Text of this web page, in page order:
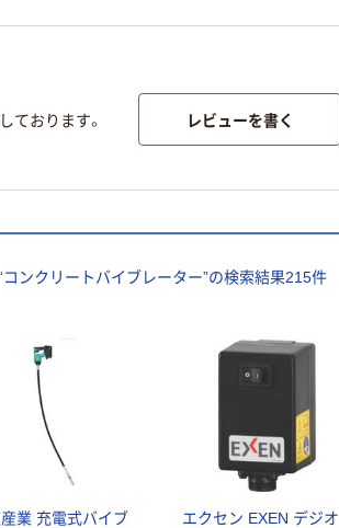
ております。 レビューを書く
コンクリートバイブレーター”の検索結果215件
業 充電式バイブ
エクセン EXEN デジオ